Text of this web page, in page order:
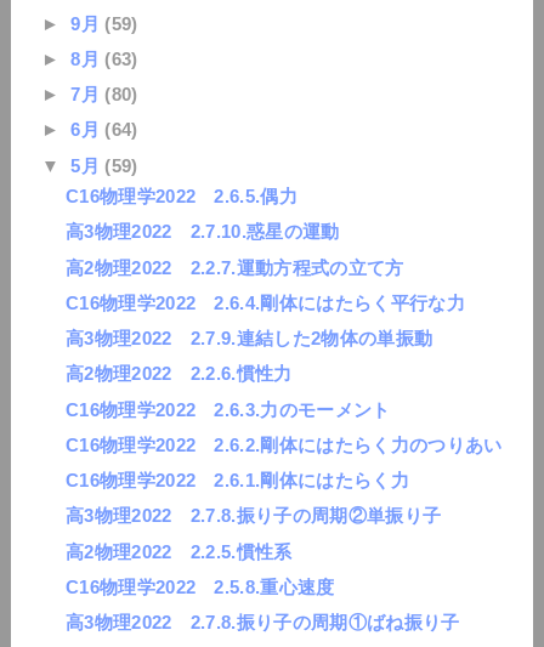
►9月 (59)
►8月 (63)
►7月 (80)
►6月 (64)
▼5月 (59)
C16物理学2022 2.6.5.偶力
高3物理2022 2.7.10.惑星の運動
高2物理2022 2.2.7.運動方程式の立て方
C16物理学2022 2.6.4.剛体にはたらく平行な力
高3物理2022 2.7.9.連結した2物体の単振動
高2物理2022 2.2.6.慣性力
C16物理学2022 2.6.3.力のモーメント
C16物理学2022 2.6.2.剛体にはたらく力のつりあい
C16物理学2022 2.6.1.剛体にはたらく力
高3物理2022 2.7.8.振り子の周期②単振り子
高2物理2022 2.2.5.慣性系
C16物理学2022 2.5.8.重心速度
高3物理2022 2.7.8.振り子の周期①ばね振り子